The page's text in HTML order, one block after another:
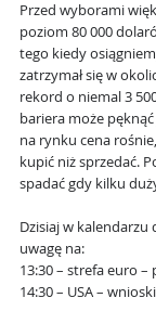
Przed wyborami
poziom 80 000
tego kiedy
zatrzymał się w
rekord o niemal 3
bariera może
na rynku cena
kupić niż sprzedać.
spadać gdy kilku
Dzisiaj w
uwagę na:
13:30 – strefa euro –
14:30 – USA –